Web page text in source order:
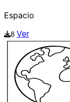
Espacio
8 Ver